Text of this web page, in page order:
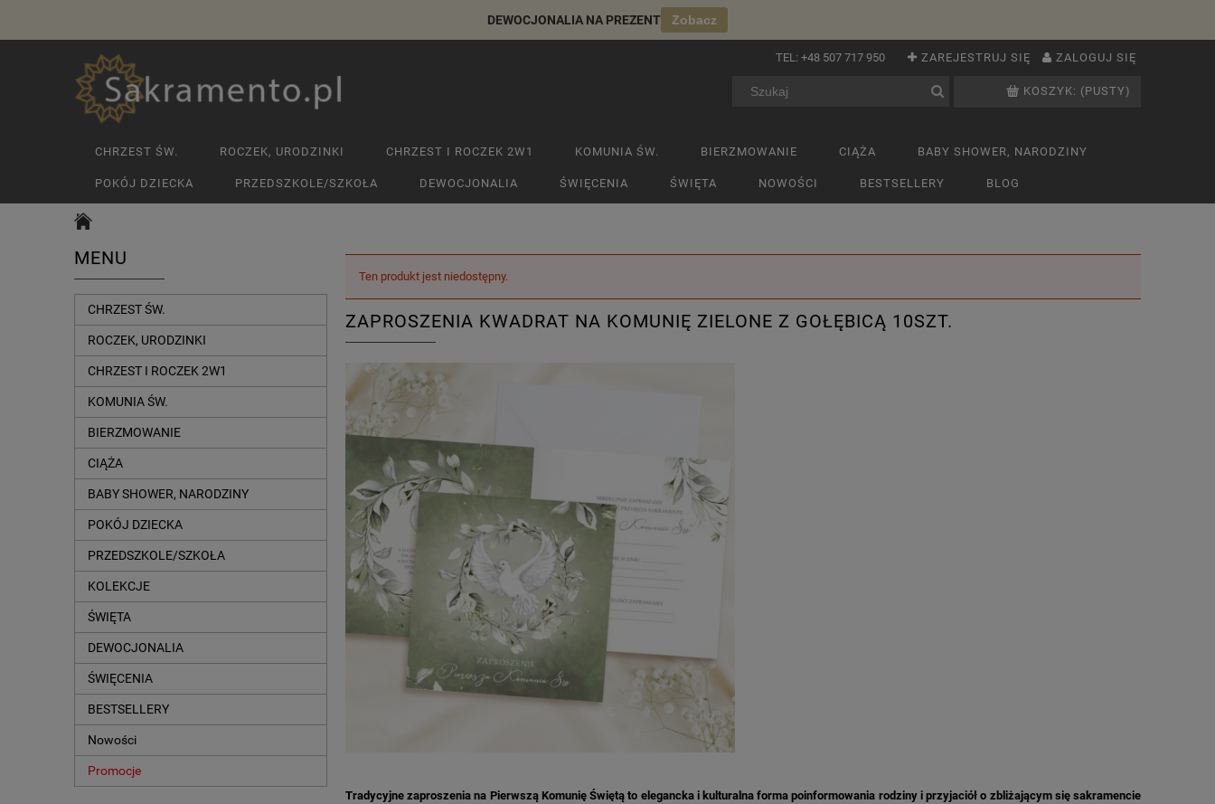
DEWOCJONALIA NA PREZENT Zobacz
ZAREJESTRUJ SIĘ ZALOGUJ SIĘ
TEL: +48 507 717 950
KOSZYK: (PUSTY)
CHRZEST ŚW. ROCZEK, URODZINKI CHRZEST I ROCZEK 2W1 KOMUNIA ŚW. BIERZMOWANIE CIĄŻA BABY SHOWER, NARODZINY
POKÓJ DZIECKA PRZEDSZKOLE/SZKOŁA DEWOCJONALIA ŚWIĘCENIA ŚWIĘTA NOWOŚCI BESTSELLERY BLOG
MENU
CHRZEST ŚW.
ROCZEK, URODZINKI
CHRZEST I ROCZEK 2W1
KOMUNIA ŚW.
BIERZMOWANIE
CIĄŻA
BABY SHOWER, NARODZINY
POKÓJ DZIECKA
PRZEDSZKOLE/SZKOŁA
KOLEKCJE
ŚWIĘTA
DEWOCJONALIA
ŚWIĘCENIA
BESTSELLERY
Nowości
Promocje
Ten produkt jest niedostępny.
ZAPROSZENIA KWADRAT NA KOMUNIĘ ZIELONE Z GOŁĘBICĄ 10SZT.
Tradycyjne zaproszenia na Pierwszą Komunię Świętą to elegancka i kulturalna forma poinformowania rodziny i przyjaciół o zbliżającym się sakramencie